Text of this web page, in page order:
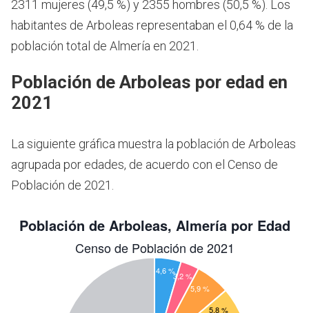
2311 mujeres (49,5 %) y 2355 hombres (50,5 %). Los
habitantes de Arboleas representaban el 0,64 % de la
población total de Almería en 2021.
Población de Arboleas por edad en
2021
La siguiente gráfica muestra la población de Arboleas
agrupada por edades, de acuerdo con el Censo de
Población de 2021.